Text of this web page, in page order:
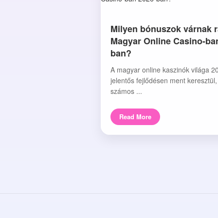
Milyen bónuszok várnak
Magyar Online Casino-
ban?
A magyar online kaszinók világa
jelentős fejlődésen ment
számos ...
Read More